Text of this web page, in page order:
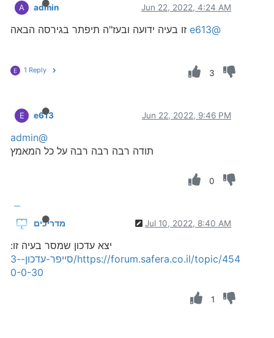
A admin Jun 22, 2022, 4:24 AM
@e613 זו בעיה ידועה ובעז"ה תיפתר בגירסה הבאה
E 1 Reply 3
E e613 Jun 22, 2022, 9:46 PM
@admin
תודה רבה רבה רבה על כל המאמץ
0
מדריכים Jul 10, 2022, 8:40 AM
יצא עדכון שמסר בעיה זו:
https://forum.safera.co.il/topic/454/סייפר-עדכון-3-
0-0-30
1